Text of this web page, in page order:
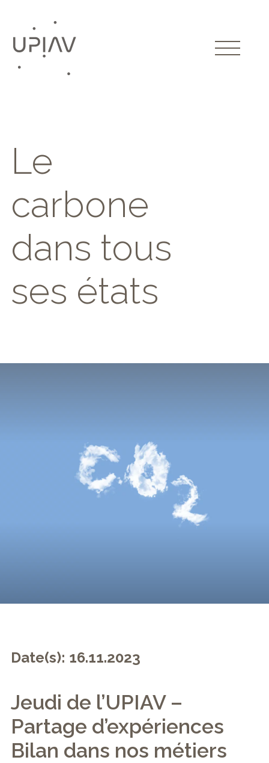
Le
carbone
dans tous
ses états
Date(s): 16.11.2023
Jeudi de l’UPIAV –
Partage d’expériences
Bilan dans nos métiers